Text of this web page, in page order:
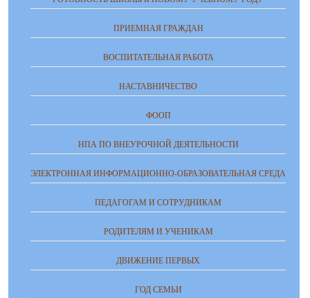
ПРИЕМНАЯ ГРАЖДАН
ВОСПИТАТЕЛЬНАЯ РАБОТА
НАСТАВНИЧЕСТВО
ФООП
НПА ПО ВНЕУРОЧНОЙ ДЕЯТЕЛЬНОСТИ
ЭЛЕКТРОННАЯ ИНФОРМАЦИОННО-ОБРАЗОВАТЕЛЬНАЯ СРЕДА
ПЕДАГОГАМ И СОТРУДНИКАМ
РОДИТЕЛЯМ И УЧЕНИКАМ
ДВИЖЕНИЕ ПЕРВЫХ
ГОД СЕМЬИ